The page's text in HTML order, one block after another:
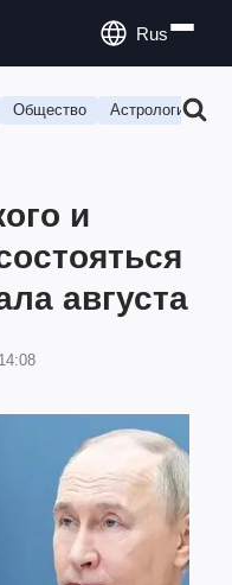
Rus
Общество Астрология
и
августа